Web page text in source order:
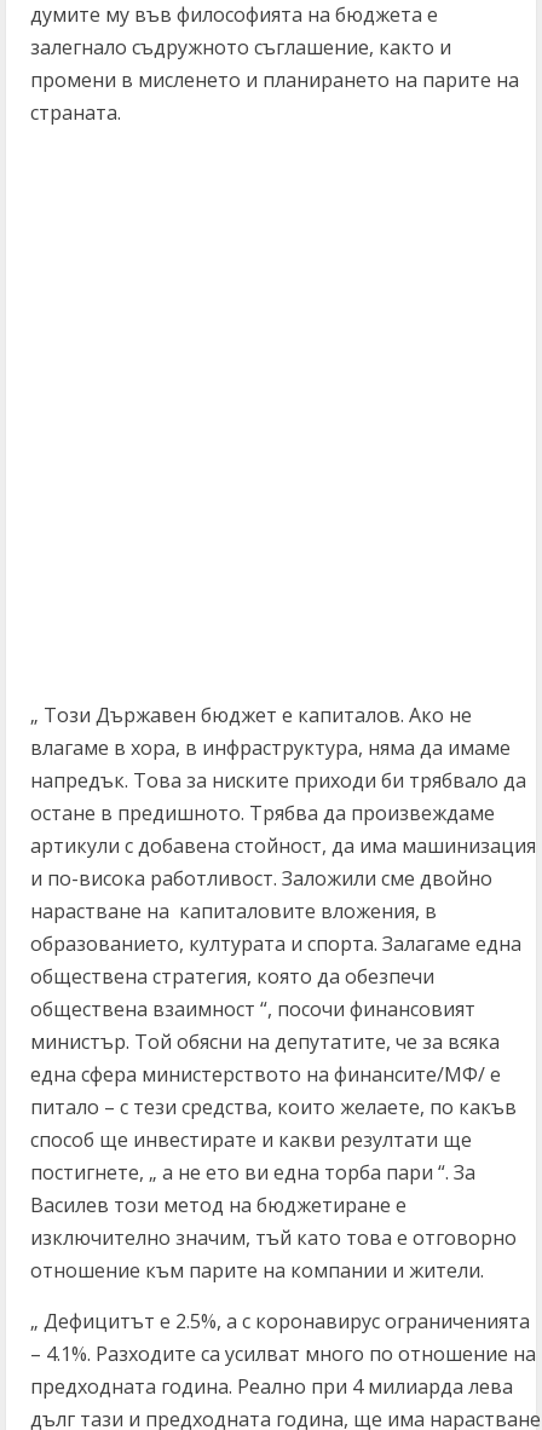
думите му във философията на бюджета е
залегнало съдружното съглашение, както и
промени в мисленето и планирането на парите на
страната.
„ Този Държавен бюджет е капиталов. Ако не
влагаме в хора, в инфраструктура, няма да имаме
напредък. Това за ниските приходи би трябвало да
остане в предишното. Трябва да произвеждаме
артикули с добавена стойност, да има машинизация
и по-висока работливост. Заложили сме двойно
нарастване на капиталовите вложения, в
образованието, културата и спорта. Залагаме една
обществена стратегия, която да обезпечи
обществена взаимност “, посочи финансовият
министър. Той обясни на депутатите, че за всяка
една сфера министерството на финансите/МФ/ е
питало – с тези средства, които желаете, по какъв
способ ще инвестирате и какви резултати ще
постигнете, „ а не ето ви една торба пари “. За
Василев този метод на бюджетиране е
изключително значим, тъй като това е отговорно
отношение към парите на компании и жители.
„ Дефицитът е 2.5%, а с коронавирус ограниченията
– 4.1%. Разходите са усилват много по отношение на
предходната година. Реално при 4 милиарда лева
дълг тази и предходната година, ще има нарастване